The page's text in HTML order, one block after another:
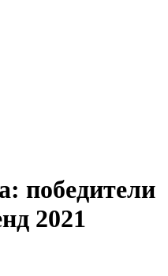
победители
2021